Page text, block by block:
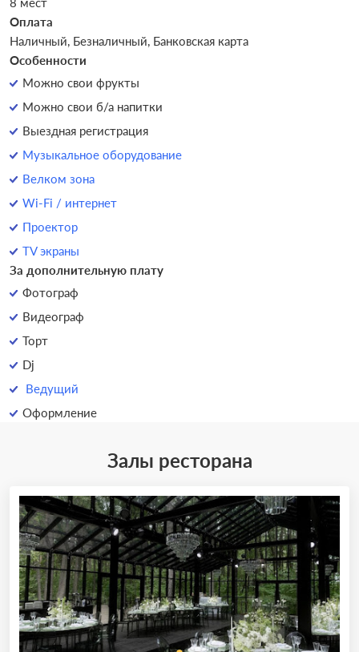
Оплата
Наличный, Безналичный, Банковская карта
Особенности
Можно свои фрукты
Можно свои б/а напитки
Выездная регистрация
Музыкальное оборудование
Велком зона
Wi-Fi / интернет
Проектор
TV экраны
За дополнительную плату
Фотограф
Видеограф
Торт
Dj
Ведущий
Оформление
Залы ресторана